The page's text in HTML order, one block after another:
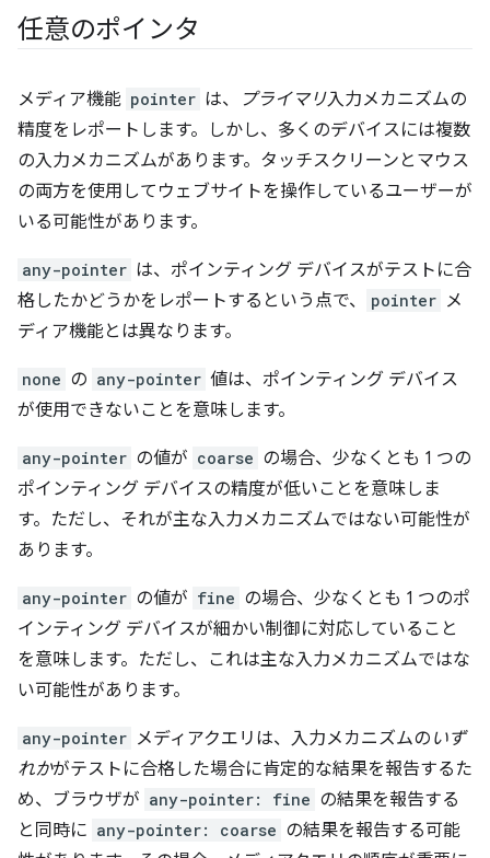
任意のポインタ
メディア機能 pointer は、 プライマリ入力メカニズムの
精度をレポートします。しかし、多くのデバイスには複数
の入力メカニズムがあります。タッチスクリーンとマウス
の両方を使用してウェブサイトを操作しているユーザーが
いる可能性があります。
any-pointer は、ポインティング デバイスがテストに合
格したかどうかをレポートするという点で、
pointer メ
ディア機能とは異なります。
none の any-pointer 値は、ポインティング デバイス
が使用できないことを意味します。
any-pointer の値が coarse の場合、少なくとも 1 つの
ポインティング デバイスの精度が低いことを意味しま
す。ただし、それが主な入力メカニズムではない可能性が
あります。
any-pointer の値が fine の場合、少なくとも 1 つのポ
インティング デバイスが細かい制御に対応していること
を意味します。ただし、これは主な入力メカニズムではな
い可能性があります。
any-pointer メディアクエリは、入力メカニズムの いず
れかがテストに合格した場合に肯定的な結果を報告するた
め、ブラウザが any-pointer: fine の結果を報告する
と同時に any-pointer: coarse の結果を報告する可能